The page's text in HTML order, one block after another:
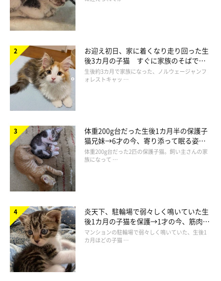
お迎え初日、家に着くなり走り回った生
後3カ月の子猫 すぐに家族のそばで落
ち着く姿に「迎えてよかった」
生後約3カ月で家族になった、ノルウェージャンフ
ォレストキャッ …
体重200g台だった生後1カ月半の保護子
猫兄妹→6才の今、寄り添って眠る姿に
ほっこり！
体重200g台だった2匹の保護子猫。飼い主さんの家
族になって …
炎天下、駐輪場で弱々しく鳴いていた生
後1カ月の子猫を保護→1才の今、筋肉質
でツンデレなコに成長
マンションの駐輪場で弱々しく鳴いていた、生後1
カ月ほどの子猫 …